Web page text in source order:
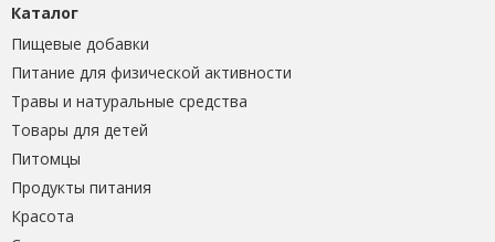
Каталог
Пищевые добавки
Питание для физической активности
Травы и натуральные средства
Товары для детей
Питомцы
Продукты питания
Красота